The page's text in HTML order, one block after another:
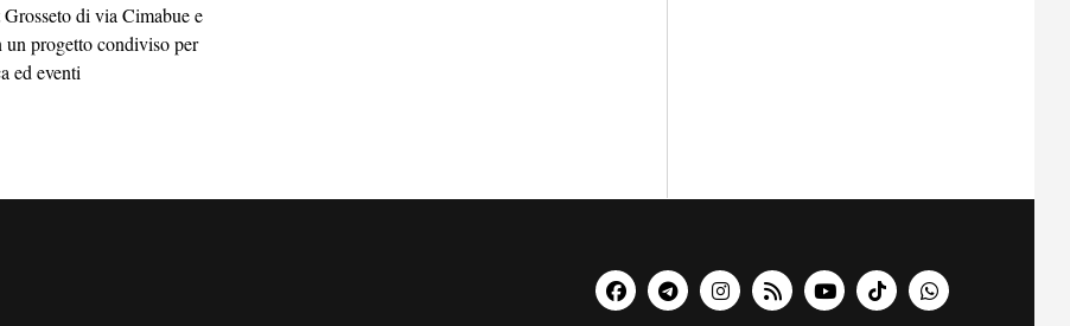
di via Cimabue e
un progetto condiviso per
ed eventi